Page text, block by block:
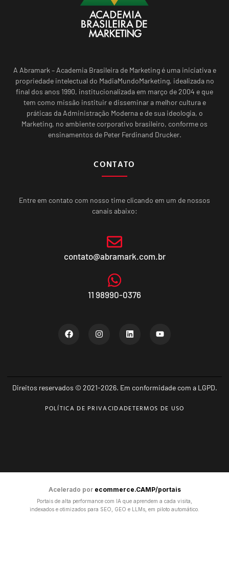
A Abramark – Academia Brasileira de Marketing é uma iniciativa e
propriedade intelectual do MadiaMundoMarketing, idealizada no
final dos anos 1990, institucionalizada em março de 2004 e que
tem como missão instituir e disseminar a melhor cultura e
práticas da Administração Moderna e de sua ideologia, o
Marketing, no ambiente corporativo brasileiro, conforme os
ensinamentos de Peter Ferdinand Drucker.
CONTATO
Entre em contato com nosso time clicando em um de nossos
canais abaixo:
contato@abramark.com.br
11 98990-0376
Direitos reservados © 2021-2026. Em conformidade com a LGPD.
POLÍTICA DE PRIVACIDADETERMOS DE USO
Acelerado por ecommerce.CAMP/portais
Portais de alta performance com IA que aprendem a cada visita,
indexados e otimizados para SEO, GEO e LLMs, em piloto automático.